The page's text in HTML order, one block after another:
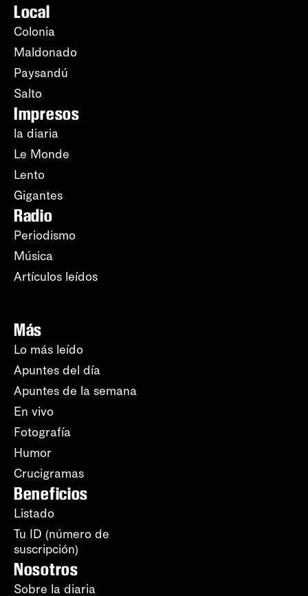
Local
Colonia
Maldonado
Paysandú
Salto
Impresos
la diaria
Le Monde
Lento
Gigantes
Radio
Periodismo
Música
Artículos leídos
Más
Lo más leído
Apuntes del día
Apuntes de la semana
En vivo
Fotografía
Humor
Crucigramas
Beneficios
Listado
Tu ID (número de
suscripción)
Nosotros
Sobre la diaria